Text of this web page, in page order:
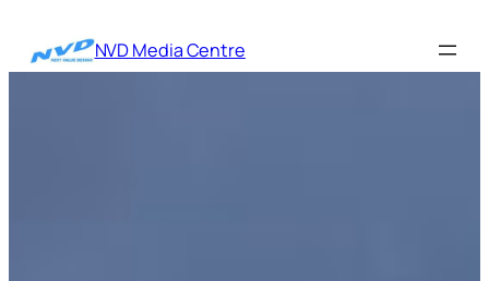
を
NVD Media Centre